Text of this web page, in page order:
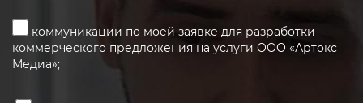
коммуникации по моей заявке для разработки
коммерческого предложения на услуги ООО «Артокс
Медиа»;